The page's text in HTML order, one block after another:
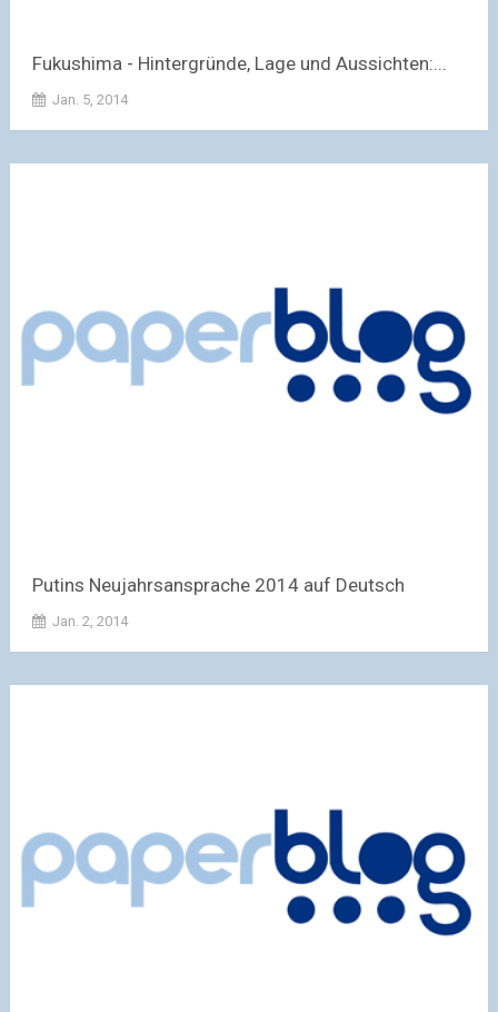
Fukushima - Hintergründe, Lage und Aussichten:...
Jan. 5, 2014
Putins Neujahrsansprache 2014 auf Deutsch
Jan. 2, 2014